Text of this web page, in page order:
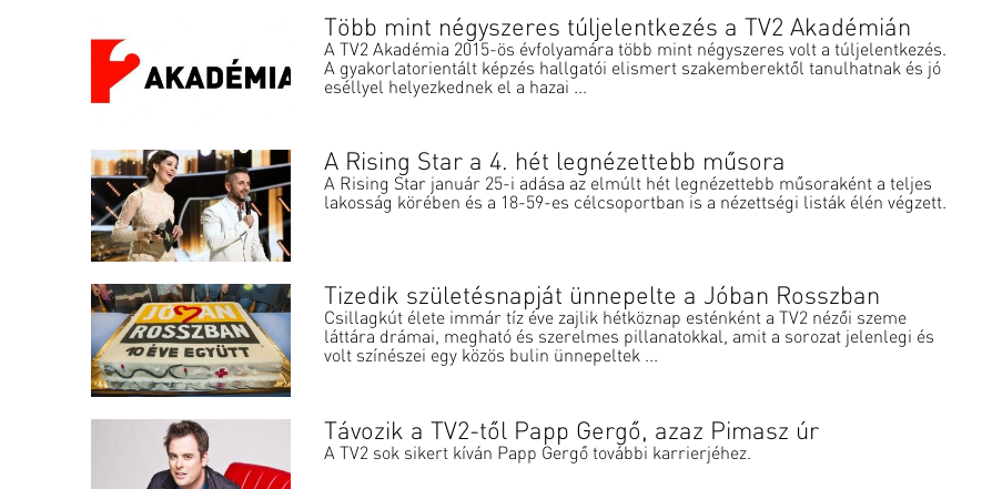
Több mint négyszeres túljelentkezés a TV2 Akadémián
A TV2 Akadémia 2015-ös évfolyamára több mint négyszeres volt a túljelentkezés.
A gyakorlatorientált képzés hallgatói elismert szakemberektől tanulhatnak és jó
eséllyel helyezkednek el a hazai ...
A Rising Star a 4. hét legnézettebb műsora
A Rising Star január 25-i adása az elmúlt hét legnézettebb műsoraként a teljes
lakosság körében és a 18-59-es célcsoportban is a nézettségi listák élén végzett.
Tizedik születésnapját ünnepelte a Jóban Rosszban
Csillagkút élete immár tíz éve zajlik hétköznap esténként a TV2 nézői szeme
láttára drámai, megható és szerelmes pillanatokkal, amit a sorozat jelenlegi és
volt színészei egy közös bulin ünnepeltek ...
Távozik a TV2-től Papp Gergő, azaz Pimasz úr
A TV2 sok sikert kíván Papp Gergő további karrierjéhez.